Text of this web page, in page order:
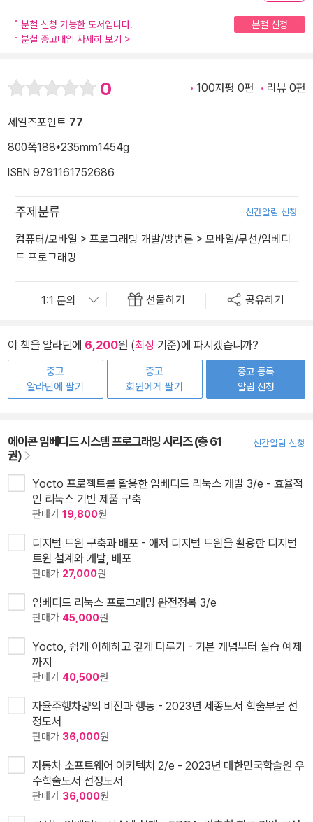
분철 신청 가능한 도서입니다.
분철 신청
분철 중고매입 자세히 보기 >
0 100자평 0편 리뷰 0편
세일즈포인트 77
800쪽188*235mm1454g
ISBN 9791161752686
주제분류 신간알림 신청
컴퓨터/모바일 > 프로그래밍 개발/방법론 > 모바일/무선/임베디
드 프로그래밍
선물하기 공유하기
이 책을 알라딘에 6,200원 (최상기준)에 파시겠습니까?
중고
알라딘에 팔기
중고
회원에게 팔기
중고 등록
알림 신청
에이콘 임베디드 시스템 프로그래밍 시리즈 (총 61
권)
신간알림 신청
Yocto 프로젝트를 활용한 임베디드 리눅스 개발 3/e - 효율적
인 리눅스 기반 제품 구축
판매가 19,800원
디지털 트윈 구축과 배포 - 애저 디지털 트윈을 활용한 디지털
트윈 설계와 개발, 배포
판매가 27,000원
임베디드 리눅스 프로그래밍 완전정복 3/e
판매가 45,000원
Yocto, 쉽게 이해하고 깊게 다루기 - 기본 개념부터 실습 예제
까지
판매가 40,500원
자율주행차량의 비전과 행동 - 2023년 세종도서 학술부문 선
정도서
판매가 36,000원
자동차 소프트웨어 아키텍처 2/e - 2023년 대한민국학술원 우
수학술도서 선정도서
판매가 36,000원